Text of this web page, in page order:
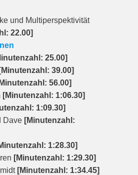
und Multiperspektivität
22.00]
25.00]
[Minutenzahl: 39.00]
56.00]
[Minutenzahl: 1:06.30]
1:09.30]
Dave [Minutenzahl:
1:28.30]
[Minutenzahl: 1:29.30]
[Minutenzahl: 1:34.45]